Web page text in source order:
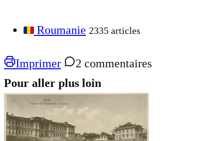
Roumanie 2335 articles
Imprimer
2 commentaires
Pour aller plus loin